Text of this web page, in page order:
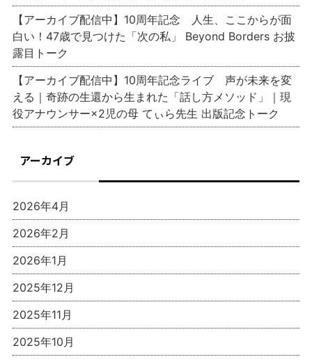
【アーカイブ配信中】10周年記念 人生、ここからが面
白い！47歳で見つけた「次の私」 Beyond Borders お披
露目トーク
【アーカイブ配信中】10周年記念ライブ 声が未来を変
える｜奇跡の生還から生まれた「話し方メソッド」｜現
役アナウンサー×2児の母 てぃら先生 出版記念トーク
アーカイブ
2026年4月
2026年2月
2026年1月
2025年12月
2025年11月
2025年10月